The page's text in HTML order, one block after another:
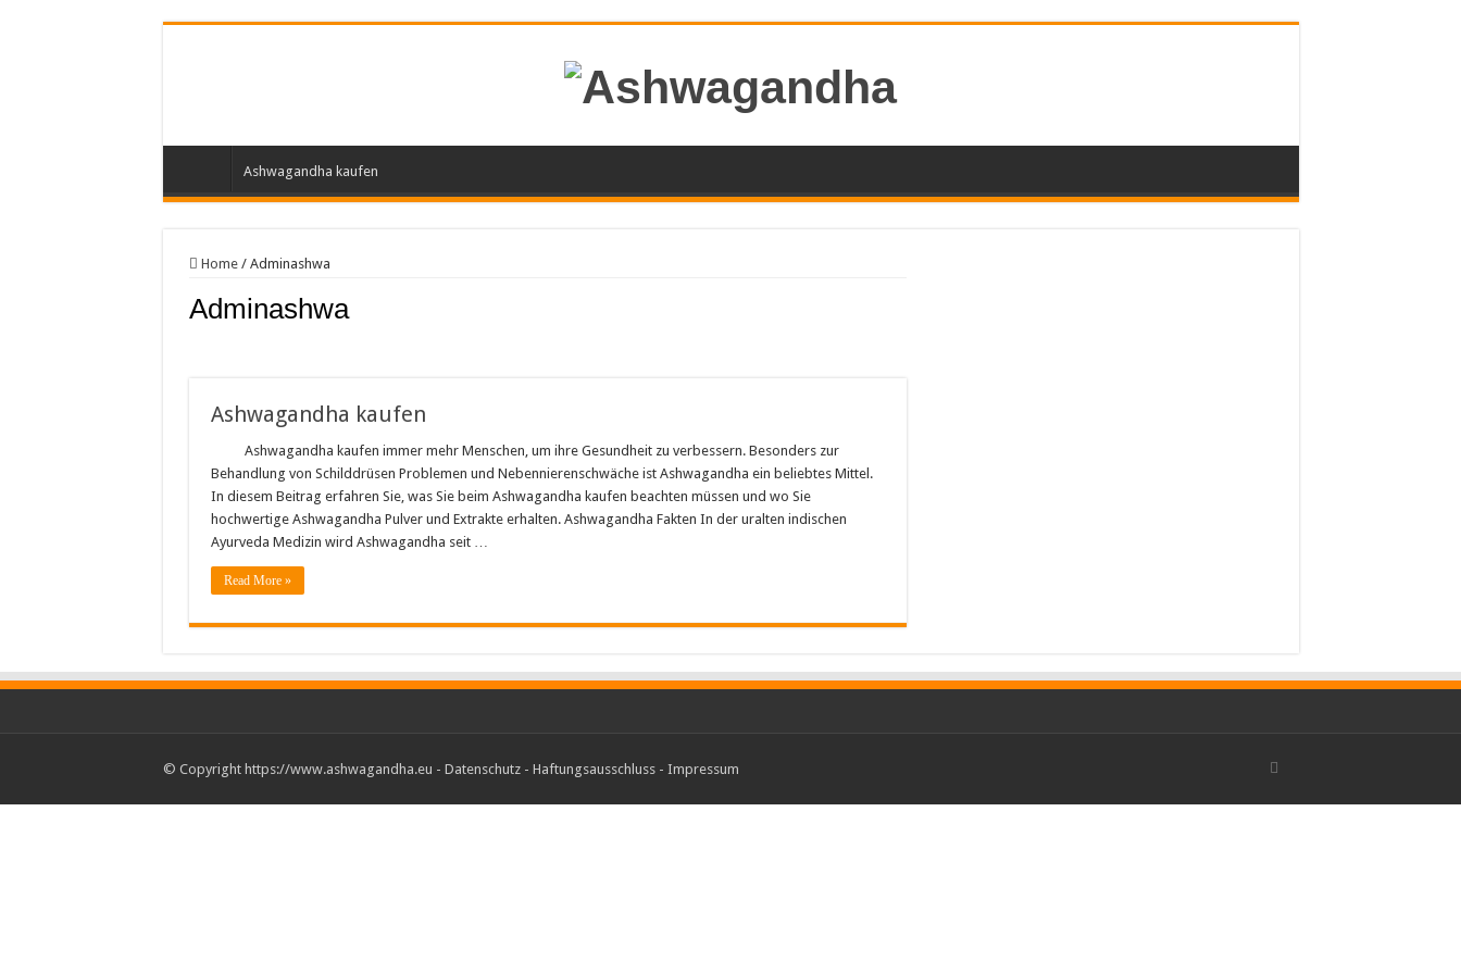
Ashwagandha kaufen
Home / Adminashwa
Adminashwa
Ashwagandha kaufen
Ashwagandha kaufen immer mehr Menschen, um ihre Gesundheit zu verbessern. Besonders zur
Behandlung von Schilddrüsen Problemen und Nebennierenschwäche ist Ashwagandha ein beliebtes Mittel.
In diesem Beitrag erfahren Sie, was Sie beim Ashwagandha kaufen beachten müssen und wo Sie
hochwertige Ashwagandha Pulver und Extrakte erhalten. Ashwagandha Fakten In der uralten indischen
Ayurveda Medizin wird Ashwagandha seit …
Read More »
© Copyright https://www.ashwagandha.eu - Datenschutz- Haftungsausschluss- Impressum